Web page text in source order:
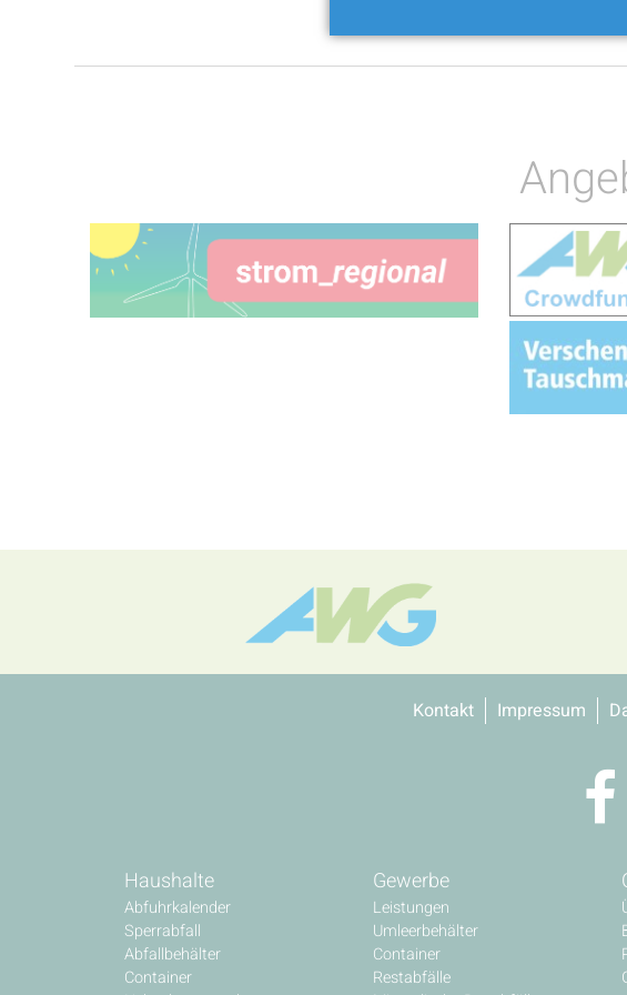
Kontakt Impressum
Haushalte
Abfuhrkalender
Sperrabfall
Abfallbehälter
Container
Gewerbe
Leistungen
Umleerbehälter
Container
Restabfälle